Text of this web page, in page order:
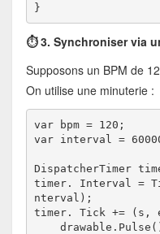
}
⏱️ 3. Synchroniser via
Supposons un BPM de
On utilise une minuterie :
var bpm = 120;
var interval =
DispatcherTimer
timer. Interval =
nterval);
timer. Tick += (s,